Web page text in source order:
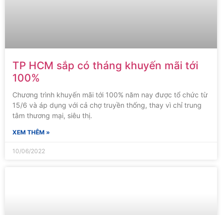
TP HCM sắp có tháng khuyến mãi tới
100%
Chương trình khuyến mãi tới 100% năm nay được tổ chức từ
15/6 và áp dụng với cả chợ truyền thống, thay vì chỉ trung
tâm thương mại, siêu thị.
XEM THÊM »
10/06/2022